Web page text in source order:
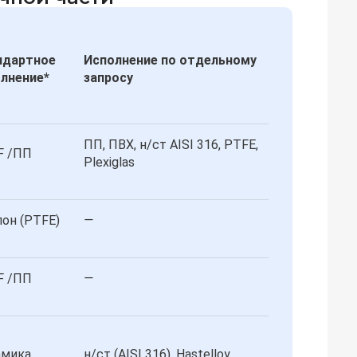
Исполнение по отдельному
запросу
/ПП
ПП, ПВХ, н/ст AISI 316, PTFE,
Plexiglas
(PTFE) —
/ПП —